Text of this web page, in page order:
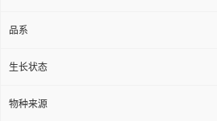
品系
生长状态
物种来源